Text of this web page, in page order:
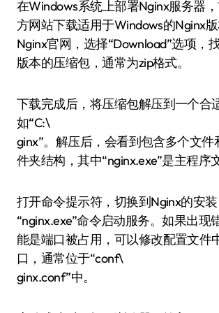
在Windows系统上部署Nginx服务器，首先需要从官
方网站下载适用于Windows的Nginx
Nginx官网，选择“Download”选项，
版本的压缩包，通常为zip格式。
下载完成后，将压缩包解压到一个合
如“C:\
ginx”。解压后，会看到包含多个文件
件夹结构，其中“nginx.exe”是主程序
打开命令提示符，切换到Nginx的安
“nginx.exe”命令启动服务。如果出现
能是端口被占用，可以修改配置文件
口，通常位于“conf\
ginx.conf”中。